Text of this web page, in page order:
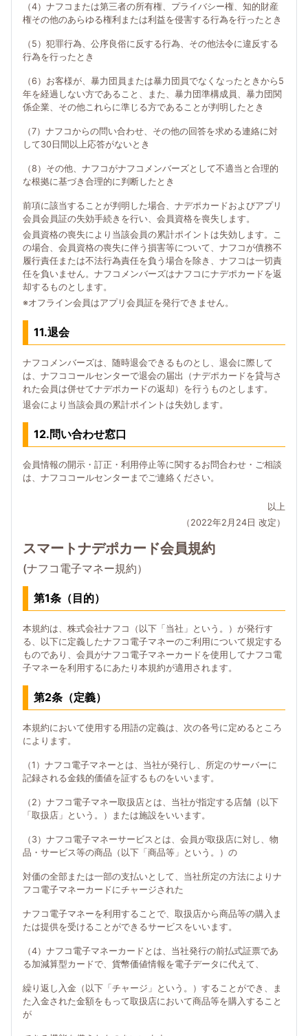
（4）ナフコまたは第三者の所有権、プライバシー権、知的財産
権その他のあらゆる権利または利益を侵害する行為を行ったとき
（5）犯罪行為、公序良俗に反する行為、その他法令に違反する
行為を行ったとき
（6）お客様が、暴力団員または暴力団員でなくなったときから5
年を経過しない方であること、また、暴力団準構成員、暴力団関
係企業、その他これらに準じる方であることが判明したとき
（7）ナフコからの問い合わせ、その他の回答を求める連絡に対
して30日間以上応答がないとき
（8）その他、ナフコがナフコメンバーズとして不適当と合理的
な根拠に基づき合理的に判断したとき
前項に該当することが判明した場合、ナデポカードおよびアプリ
会員会員証の失効手続きを行い、会員資格を喪失します。
会員資格の喪失により当該会員の累計ポイントは失効します。こ
の場合、会員資格の喪失に伴う損害等について、ナフコが債務不
履行責任または不法行為責任を負う場合を除き、ナフコは一切責
任を負いません。ナフコメンバーズはナフコにナデポカードを返
却するものとします。
※オフライン会員はアプリ会員証を発行できません。
11.退会
ナフコメンバーズは、随時退会できるものとし、退会に際して
は、ナフココールセンターで退会の届出（ナデポカードを貸与さ
れた会員は併せてナデポカードの返却）を行うものとします。
退会により当該会員の累計ポイントは失効します。
12.問い合わせ窓口
会員情報の開示・訂正・利用停止等に関するお問合わせ・ご相談
は、ナフココールセンターまでご連絡ください。
以上
（2022年2月24日 改定）
スマートナデポカード会員規約
(ナフコ電子マネー規約）
第1条（目的）
本規約は、株式会社ナフコ（以下「当社」という。）が発行す
る、以下に定義したナフコ電子マネーのご利用について規定する
ものであり、会員がナフコ電子マネーカードを使用してナフコ電
子マネーを利用するにあたり本規約が適用されます。
第2条（定義）
本規約において使用する用語の定義は、次の各号に定めるところ
によります。
（1）ナフコ電子マネーとは、当社が発行し、所定のサーバーに
記録される金銭的価値を証するものをいいます。
（2）ナフコ電子マネー取扱店とは、当社が指定する店舗（以下
「取扱店」という。）または施設をいいます。
（3）ナフコ電子マネーサービスとは、会員が取扱店に対し、物
品・サービス等の商品（以下「商品等」という。）の
対価の全部または一部の支払いとして、当社所定の方法によりナ
フコ電子マネーカードにチャージされた
ナフコ電子マネーを利用することで、取扱店から商品等の購入ま
たは提供を受けることができるサービスをいいます。
（4）ナフコ電子マネーカードとは、当社発行の前払式証票であ
る加減算型カードで、貨幣価値情報を電子データに代えて、
繰り返し入金（以下「チャージ」という。）することができ、ま
た入金された金額をもって取扱店において商品等を購入すること
が